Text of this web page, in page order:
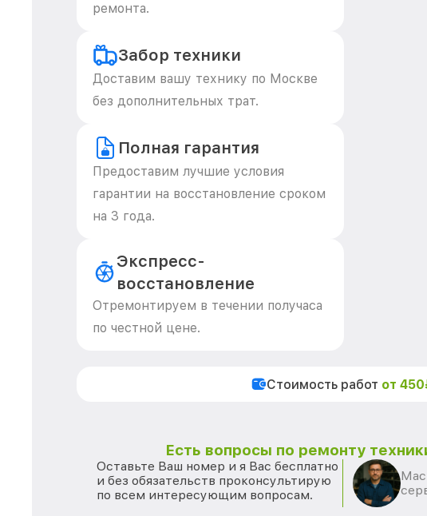
ремонта.
Забор техники
Доставим вашу технику по Москве
без дополнительных трат.
Полная гарантия
Предоставим лучшие условия
гарантии на восстановление сроком
на 3 года.
Экспресс-
восстановление
Отремонтируем в течении получаса
по честной цене.
Стоимость работ от
Есть вопросы по ремонту
Оставьте Ваш номер и я Вас бесплатно
и без обязательств проконсультирую
по всем интересующим вопросам.